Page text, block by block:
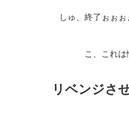
しゅ、終了ぉぉぉ
こ、これ
リベンジさ